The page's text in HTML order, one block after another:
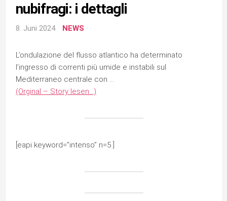
nubifragi: i dettagli
8. Juni 2024 NEWS
L’ondulazione del flusso atlantico ha determinato
l’ingresso di correnti più umide e instabili sul
Mediterraneo centrale con …
(Orginal – Story lesen…)
[eapi keyword=”intenso” n=5 ]